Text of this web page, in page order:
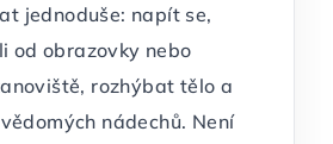
jednoduše: napít se,
od obrazovky nebo
rozhýbat tělo a
nádechů. Není